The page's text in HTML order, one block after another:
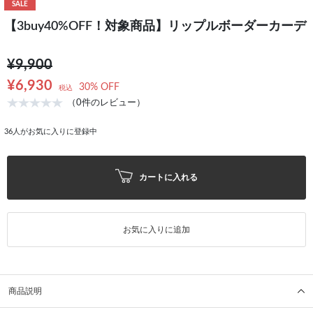
SALE
【3buy40%OFF！対象商品】リップルボーダーカーデ
¥9,900
¥6,930
税込 30% OFF
（0件のレビュー）
36 人がお気に入りに登録中
カートに入れる
お気に入りに追加
商品説明